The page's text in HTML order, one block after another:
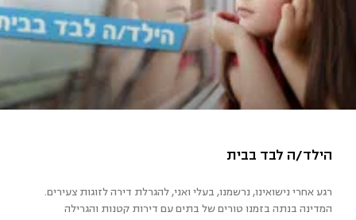
רגע אחרי נישואינו, נרשמנו, בעלי ואני, להגרלת דירה לזוגות צעירים.
המדינה בנתה בזמנו טורים של בתים עם דירות קטנות והגרילה